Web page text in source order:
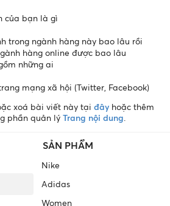
của bạn là gì
trong ngành hàng này bao lâu rồi
hàng online được bao lâu
những ai
mạng xã hội (Twitter, Facebook)
xoá bài viết này tại đây hoặc thêm
phần quản lý Trang nội dung
SẢN PHẨM
Nike
Adidas
Women